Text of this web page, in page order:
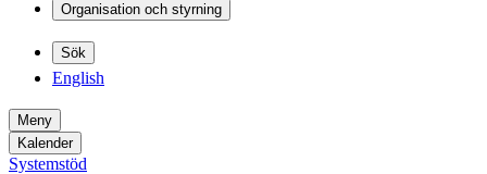
Organisation och styrning
Sök
English
Meny
Kalender
Systemstöd